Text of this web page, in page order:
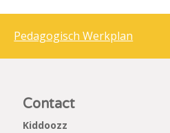
Pedagogisch Werkplan
Contact
Kiddoozz